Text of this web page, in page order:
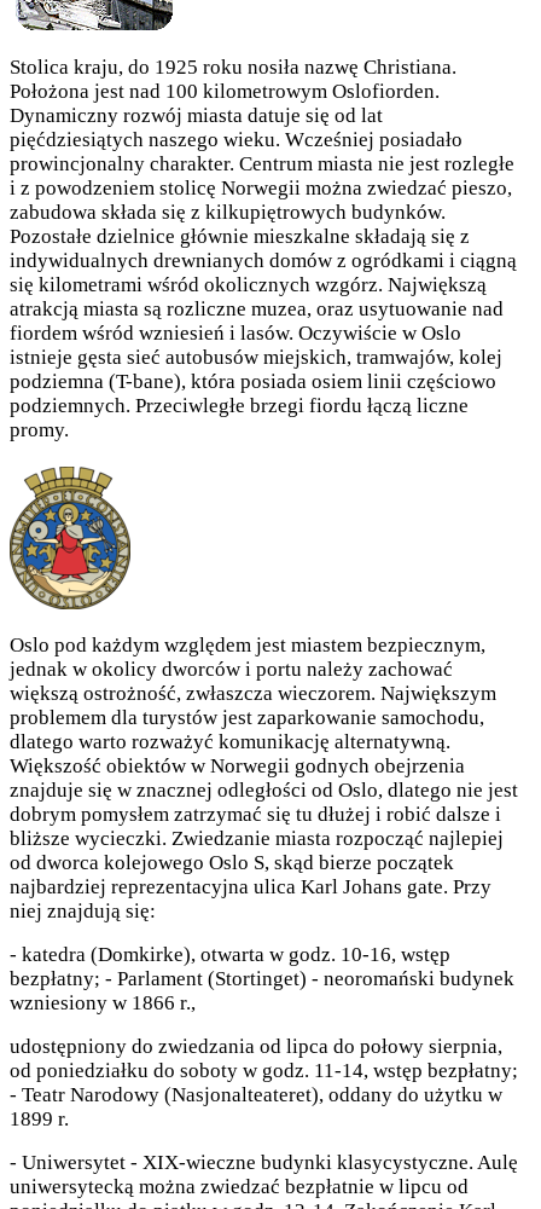
Stolica kraju, do 1925 roku nosiła nazwę Christiana.
Położona jest nad 100 kilometrowym Oslofiorden.
Dynamiczny rozwój miasta datuje się od lat
pięćdziesiątych naszego wieku. Wcześniej posiadało
prowincjonalny charakter. Centrum miasta nie jest rozległe
i z powodzeniem stolicę Norwegii można zwiedzać pieszo,
zabudowa składa się z kilkupiętrowych budynków.
Pozostałe dzielnice głównie mieszkalne składają się z
indywidualnych drewnianych domów z ogródkami i ciągną
się kilometrami wśród okolicznych wzgórz. Największą
atrakcją miasta są rozliczne muzea, oraz usytuowanie nad
fiordem wśród wzniesień i lasów. Oczywiście w Oslo
istnieje gęsta sieć autobusów miejskich, tramwajów, kolej
podziemna (T-bane), która posiada osiem linii częściowo
podziemnych. Przeciwległe brzegi fiordu łączą liczne
promy.
Oslo pod każdym względem jest miastem bezpiecznym,
jednak w okolicy dworców i portu należy zachować
większą ostrożność, zwłaszcza wieczorem. Największym
problemem dla turystów jest zaparkowanie samochodu,
dlatego warto rozważyć komunikację alternatywną.
Większość obiektów w Norwegii godnych obejrzenia
znajduje się w znacznej odległości od Oslo, dlatego nie jest
dobrym pomysłem zatrzymać się tu dłużej i robić dalsze i
bliższe wycieczki. Zwiedzanie miasta rozpocząć najlepiej
od dworca kolejowego Oslo S, skąd bierze początek
najbardziej reprezentacyjna ulica Karl Johans gate. Przy
niej znajdują się:
- katedra (Domkirke), otwarta w godz. 10-16, wstęp
bezpłatny; - Parlament (Stortinget) - neoromański budynek
wzniesiony w 1866 r.,
udostępniony do zwiedzania od lipca do połowy sierpnia,
od poniedziałku do soboty w godz. 11-14, wstęp bezpłatny;
- Teatr Narodowy (Nasjonalteateret), oddany do użytku w
1899 r.
- Uniwersytet - XIX-wieczne budynki klasycystyczne. Aulę
uniwersytecką można zwiedzać bezpłatnie w lipcu od